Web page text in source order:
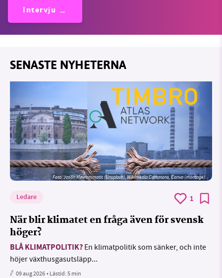
Intervju
SENASTE NYHETERNA
Foto: Jason Mavrommatis (Unsplash), Wikimedia Commons, Canva (montage)
Ledare 1
När blir klimatet en fråga även för svensk
höger?
BLÅ KLIMATPOLITIK? En klimatpolitik som sänker, och inte
höjer växthusgasutsläpp...
09 aug 2026• Lästid:5 min